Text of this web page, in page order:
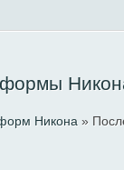
Никона »